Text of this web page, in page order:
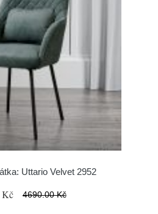
Uttario Velvet 2952
Kč 4690.00 Kč